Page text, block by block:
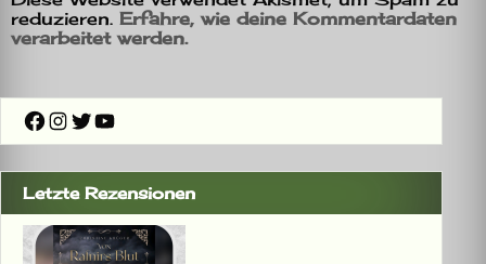
reduzieren. Erfahre, wie deine Kommentardaten
verarbeitet werden.
Facebook
Instagram
Twitter
YouTube
Letzte Rezensionen